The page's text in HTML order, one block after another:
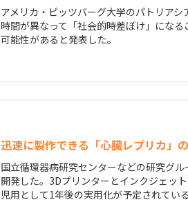
アメリカ・ピッツバーグ大学のパトリア
時間が異なって「社会的時差ぼけ」にな
可能性があると発表した。
迅速に製作できる「心臓レプリカ」
国立循環器病研究センターなどの研究グ
開発した。3Dプリンターとインクジェッ
児用として1年後の実用化が予定されている